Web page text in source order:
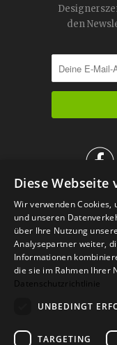
den

IM
Versand
Diese Webseite
Wir verwenden Cookies,
und unseren
über Ihre Nutzung
Analysepartner weiter,
Informationen
die sie im Rahmen Ihrer
Datenschutzrichtlinie
UNBEDINGT
TARGETING